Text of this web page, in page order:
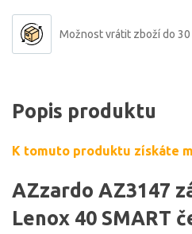
Možnost vrátit zboží do 30
Popis produktu
K tomuto produktu získáte
AZzardo AZ3147
Lenox 40 SMART